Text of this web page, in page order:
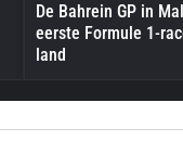
De Bahrein GP in
eerste Formule 1-
land